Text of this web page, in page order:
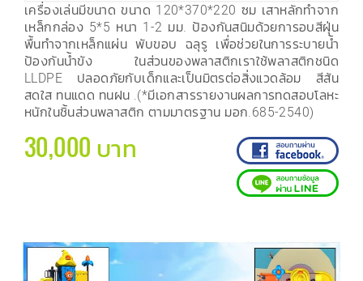
เครื่องเล่นมีขนาด ขนาด 120*370*220 ซม เสาหลักทำจาก
เหล็กกล่อง 5*5 หนา 1-2 มม. ป้องกันสนิมด้วยการอบสีฝุ่น
พื้นทำจากเหล็กแผ่น พับขอบ ฉลุรู เพื่อช่วยในการระบายน้ำ
ป้องกันน้ำขัง ในส่วนของพลาสติกเราใช้พลาสติกชนิด
LLDPE ปลอดภัยกับเด็กและเป็นมิตรต่อสิ่งแวดล้อม สีสัน
สดใส ทนแดด ทนฝน .(*มีเอกสารรายงานผลการทดสอบโลหะ
หนักในชิ้นส่วนพลาสติก ตามมาตรฐาน มอก.685-2540)
30,000 บาท